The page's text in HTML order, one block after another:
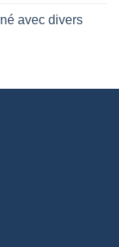
avec divers